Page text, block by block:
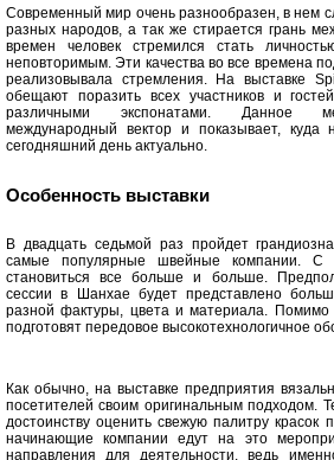
Современный мир очень разнообразен, в нем
разных народов, а так же стирается грань
времен человек стремился стать
неповторимым. Эти качества во все времена
реализовывала стремления. На выставке
обещают поразить всех участников и
различными экспонатами. Данное
международный вектор и показывает, куда
сегодняшний день актуально.
Особенность выставки
В двадцать седьмой раз пройдет
самые популярные швейные компании. С
становиться все больше и больше.
сессии в Шанхае будет представлено
разной фактуры, цвета и материала. Помимо
подготовят передовое высокотехнологичное
Как обычно, на выставке предприятия
посетителей своим оригинальным подходом.
достоинству оценить свежую палитру
начинающие компании едут на это
направления для деятельности, ведь